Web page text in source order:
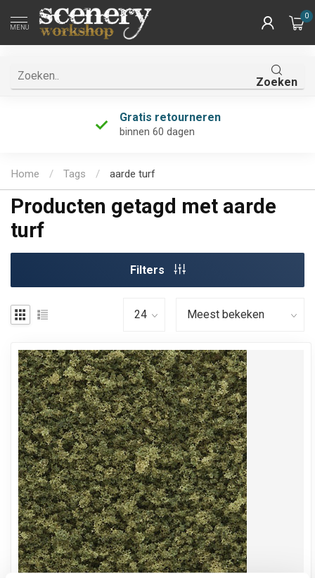
MENU
0
Zoeken
Gratis retourneren
binnen 60 dagen
Home / Tags / aarde turf
Producten getagd met aarde
turf
Filters